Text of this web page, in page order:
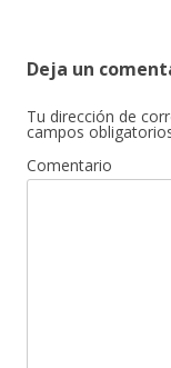
Deja un
Tu dirección de
campos
Comentario